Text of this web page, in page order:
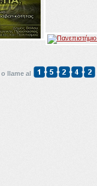
o llame al